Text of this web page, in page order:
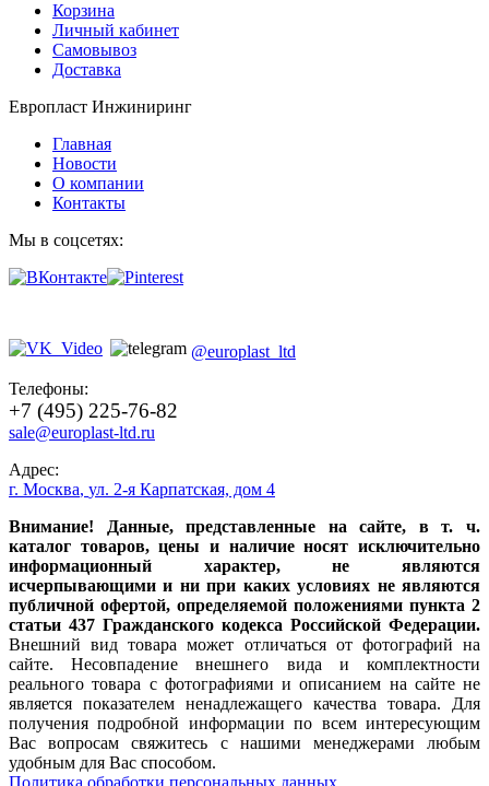
Корзина
Личный кабинет
Самовывоз
Доставка
Европласт Инжиниринг
Главная
Новости
О компании
Контакты
Мы в соцсетях:
@europlast_ltd
Телефоны:
+7 (495) 225-76-82
sale@europlast-ltd.ru
Адрес:
г. Москва, ул. 2-я Карпатская, дом 4
Внимание! Данные, представленные на сайте, в т. ч.
каталог товаров, цены и наличие носят исключительно
информационный характер, не являются
исчерпывающими и ни при каких условиях не являются
публичной офертой, определяемой положениями пункта 2
статьи 437 Гражданского кодекса Российской Федерации.
Внешний вид товара может отличаться от фотографий на
сайте. Несовпадение внешнего вида и комплектности
реального товара с фотографиями и описанием на сайте не
является показателем ненадлежащего качества товара. Для
получения подробной информации по всем интересующим
Вас вопросам свяжитесь с нашими менеджерами любым
удобным для Вас способом.